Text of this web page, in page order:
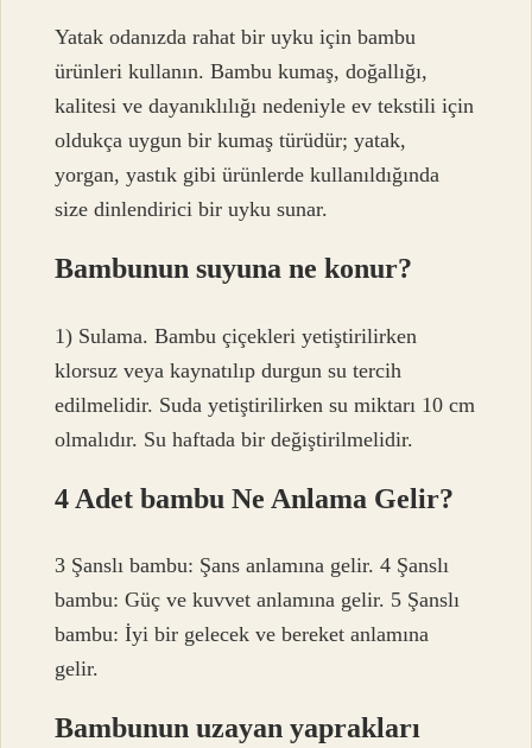
Yatak odanızda rahat bir uyku için bambu
ürünleri kullanın. Bambu kumaş, doğallığı,
kalitesi ve dayanıklılığı nedeniyle ev tekstili için
oldukça uygun bir kumaş türüdür; yatak,
yorgan, yastık gibi ürünlerde kullanıldığında
size dinlendirici bir uyku sunar.
Bambunun suyuna ne konur?
1) Sulama. Bambu çiçekleri yetiştirilirken
klorsuz veya kaynatılıp durgun su tercih
edilmelidir. Suda yetiştirilirken su miktarı 10 cm
olmalıdır. Su haftada bir değiştirilmelidir.
4 Adet bambu Ne Anlama Gelir?
3 Şanslı bambu: Şans anlamına gelir. 4 Şanslı
bambu: Güç ve kuvvet anlamına gelir. 5 Şanslı
bambu: İyi bir gelecek ve bereket anlamına
gelir.
Bambunun uzayan yaprakları